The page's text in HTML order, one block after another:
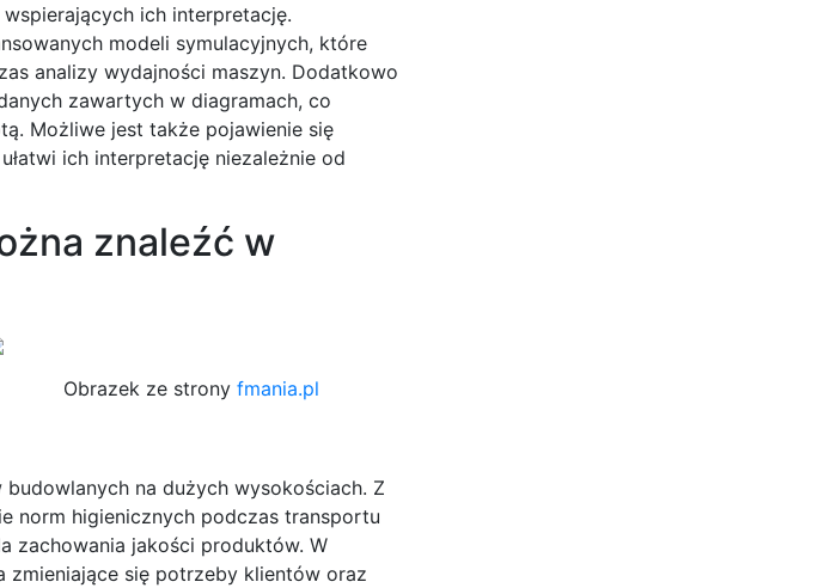
ich interpretację.
modeli symulacyjnych, które
analizy wydajności maszyn. Dodatkowo
zawartych w diagramach, co
Możliwe jest także pojawienie się
ich interpretację niezależnie od
znaleźć w
Obrazek ze strony fmania.pl
na dużych wysokościach. Z
norm higienicznych podczas transportu
zachowania jakości produktów. W
zmieniające się potrzeby klientów oraz